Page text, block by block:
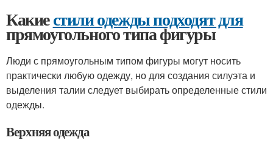
Какиестили одежды подходят для
прямоугольного типа фигуры
Люди с прямоугольным типом фигуры могут носить
практически любую одежду, но для создания силуэта и
выделения талии следует выбирать определенные стили
одежды.
Верхняя одежда